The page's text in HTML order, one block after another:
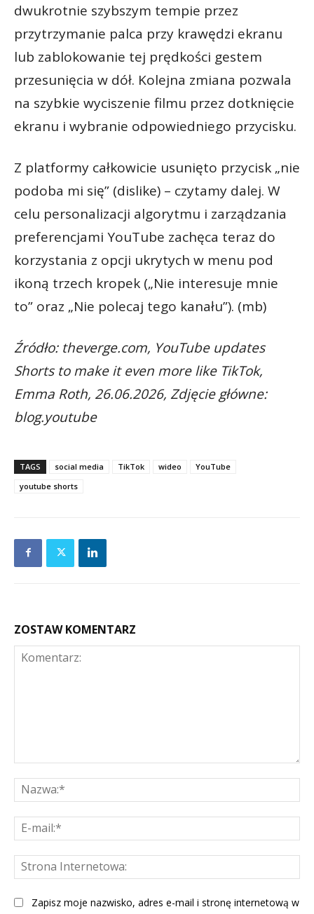
dwukrotnie szybszym tempie przez
przytrzymanie palca przy krawędzi ekranu
lub zablokowanie tej prędkości gestem
przesunięcia w dół. Kolejna zmiana pozwala
na szybkie wyciszenie filmu przez dotknięcie
ekranu i wybranie odpowiedniego przycisku.
Z platformy całkowicie usunięto przycisk „nie
podoba mi się” (dislike) – czytamy dalej. W
celu personalizacji algorytmu i zarządzania
preferencjami YouTube zachęca teraz do
korzystania z opcji ukrytych w menu pod
ikoną trzech kropek („Nie interesuje mnie
to” oraz „Nie polecaj tego kanału”). (mb)
Źródło: theverge.com, YouTube updates
Shorts to make it even more like TikTok,
Emma Roth, 26.06.2026, Zdjęcie główne:
blog.youtube
TAGS social media TikTok wideo
YouTube
youtube shorts
ZOSTAW KOMENTARZ
Zapisz moje nazwisko, adres e-mail i stronę internetową w